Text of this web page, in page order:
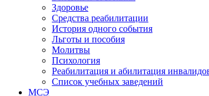
Здоровье
Средства реабилитации
История одного события
Льготы и пособия
Молитвы
Психология
Реабилитация и абилитация
Список учебных заведений
МСЭ